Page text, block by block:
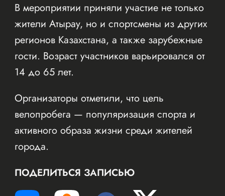
В мероприятии приняли участие не только
жители Атырау, но и спортсмены из других
регионов Казахстана, а также зарубежные
гости. Возраст участников варьировался от
14 до 65 лет.
Организаторы отметили, что цель
велопробега — популяризация спорта и
активного образа жизни среди жителей
города.
ПОДЕЛИТЬСЯ ЗАПИСЬЮ